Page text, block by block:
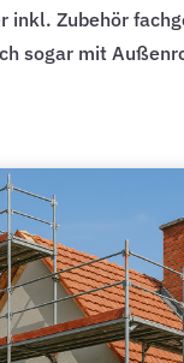
inkl. Zubehör
sogar mit